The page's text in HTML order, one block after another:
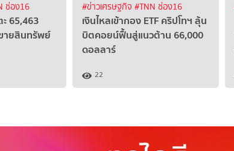
ช่อง16
65,463
ายสินทรัพย์
#ข่าวเศรษฐกิจ #TNN ช่อง16
เงินไหลเข้ากอง ETF คริปโทฯ ลุ้น
บิตคอยน์ฟื้นสู่แนวต้าน 66,000
ดอลลาร์
22